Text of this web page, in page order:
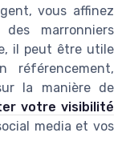
vous affinez
marronniers
il peut être utile
référencement,
la manière de
votre visibilité
media et vos